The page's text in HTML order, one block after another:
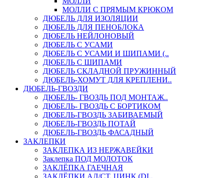
МОЛЛИ С ПРЯМЫМ КРЮКОМ
ДЮБЕЛЬ ДЛЯ ИЗОЛЯЦИИ
ДЮБЕЛЬ ДЛЯ ПЕНОБЛОКА
ДЮБЕЛЬ НЕЙЛОНОВЫЙ
ДЮБЕЛЬ С УСАМИ
ДЮБЕЛЬ С УСАМИ И ШИПАМИ (..
ДЮБЕЛЬ С ШИПАМИ
ДЮБЕЛЬ СКЛАДНОЙ ПРУЖИННЫЙ
ДЮБЕЛЬ-ХОМУТ ДЛЯ КРЕПЛЕНИ..
ДЮБЕЛЬ-ГВОЗДИ
ДЮБЕЛЬ- ГВОЗДЬ ПОД МОНТАЖ..
ДЮБЕЛЬ- ГВОЗДЬ С БОРТИКОМ
ДЮБЕЛЬ-ГВОЗДЬ ЗАБИВАЕМЫЙ
ДЮБЕЛЬ-ГВОЗДЬ ПОТАЙ
ДЮБЕЛЬ-ГВОЗДЬ ФАСАДНЫЙ
ЗАКЛЕПКИ
ЗАКЛЕПКА ИЗ НЕРЖАВЕЙКИ
Заклепка ПОД МОЛОТОК
ЗАКЛЁПКА ГАЕЧНАЯ
ЗАКЛЁПКИ АЛ/СТ. ЦИНК (DI..